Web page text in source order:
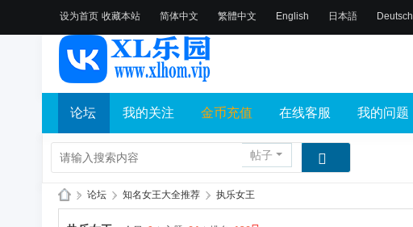
设为首页 收藏本站 简体中文 繁體中文 English 日本語 Deutsch
论坛 我的关注 金币充值 在线客服 我的问题
帖子
» 论坛 › 知名女王大全推荐 › 执乐女王